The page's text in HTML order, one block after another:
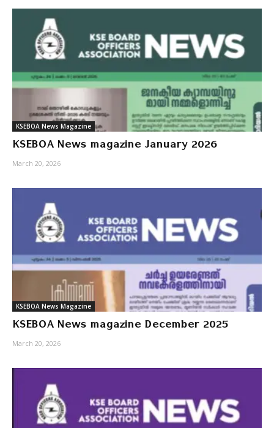
KSEBOA News Magazine
KSEBOA News magazine January 2026
March 20, 2026
KSEBOA News Magazine
KSEBOA News magazine December 2025
March 20, 2026